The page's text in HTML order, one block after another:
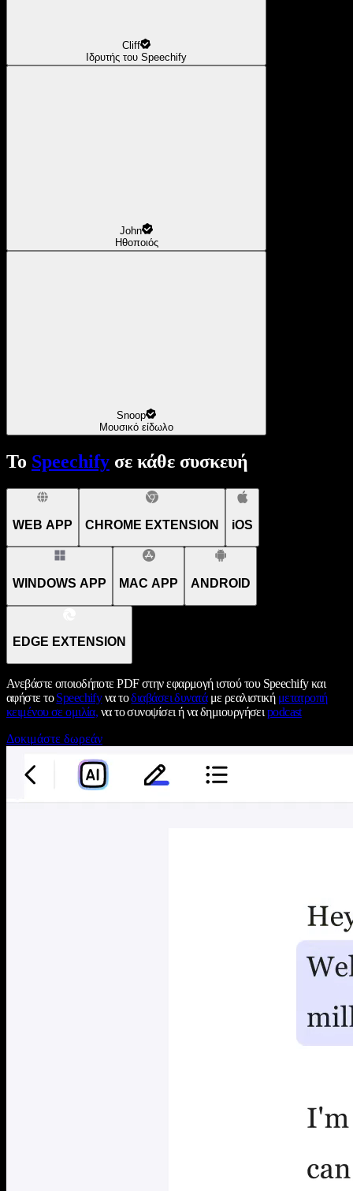
Cliff
Ιδρυτής του Speechify
John
Ηθοποιός
Snoop
Μουσικό είδωλο
Το Speechify σε κάθε συσκευή
WEB APP CHROME EXTENSION iOS
WINDOWS APP MAC APP ANDROID
EDGE EXTENSION
Ανεβάστε οποιοδήποτε PDF στην εφαρμογή ιστού του Speechify και
αφήστε τοSpeechifyνα τοδιαβάσει δυνατάμε ρεαλιστική μετατροπή
κειμένου σε ομιλία, να το συνοψίσει ή να δημιουργήσει podcast
Δοκιμάστε δωρεάν